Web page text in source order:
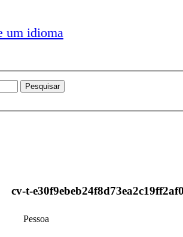
um idioma
cv-t-
Pessoa